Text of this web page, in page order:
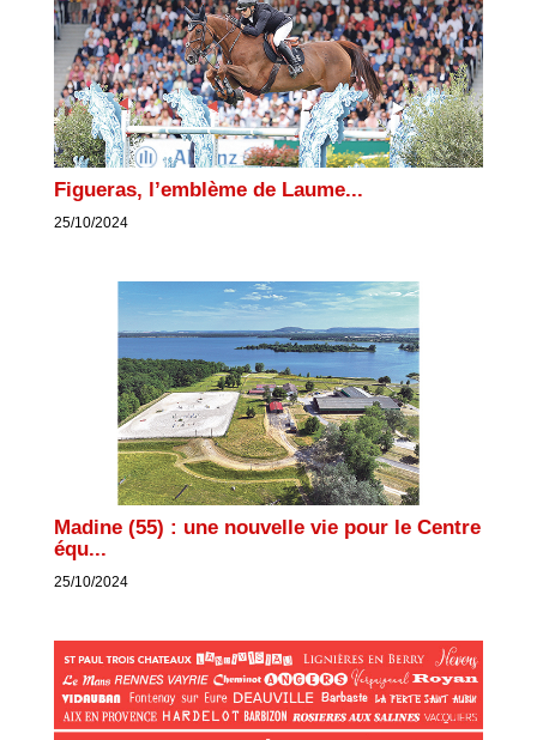
Figueras, l’emblème de Laume...
25/10/2024
Madine (55) : une nouvelle vie pour le Centre
équ...
25/10/2024